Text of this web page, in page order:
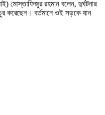
মোস্তাফিজুর রহমান বলেন, দুর্ঘটনার
করেছেন। বর্তমানে ওই সড়কে যান